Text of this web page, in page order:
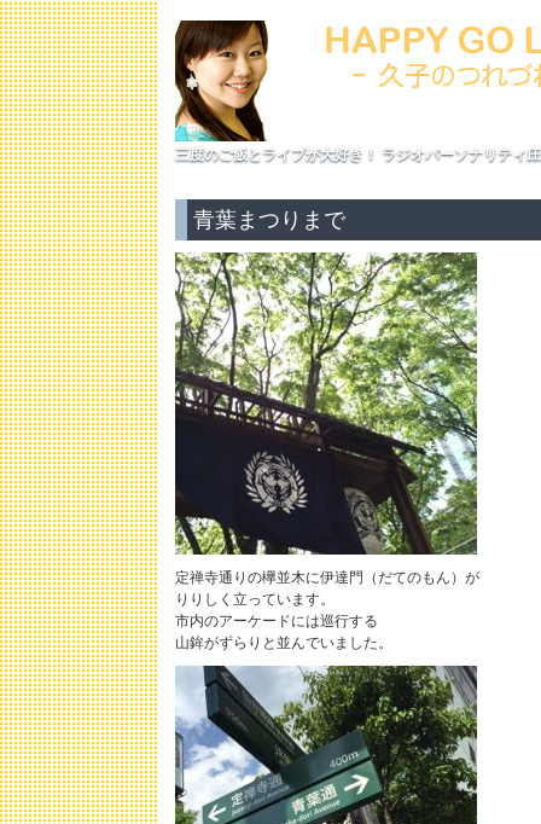
三度のご飯とライブが大好き！ ラジオパーソナリティ
青葉まつりまで
定禅寺通りの欅並木に伊達門（だてのもん）が
りりしく立っています。
市内のアーケードには巡行する
山鉾がずらりと並んでいました。